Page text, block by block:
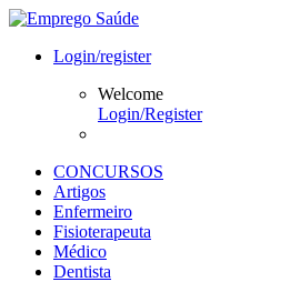
Login/register
Welcome
Login/Register
CONCURSOS
Artigos
Enfermeiro
Fisioterapeuta
Médico
Dentista